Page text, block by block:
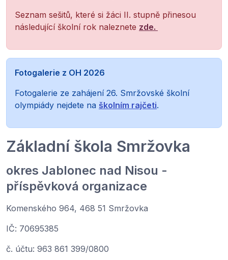
Seznam sešitů, které si žáci II. stupně přinesou
následující školní rok naleznete zde.
Fotogalerie z OH 2026
Fotogalerie ze zahájení 26. Smržovské školní
olympiády nejdete na školním rajčeti.
Základní škola Smržovka
okres Jablonec nad Nisou -
příspěvková organizace
Komenského 964, 468 51 Smržovka
IČ: 70695385
č. účtu: 963 861 399/0800